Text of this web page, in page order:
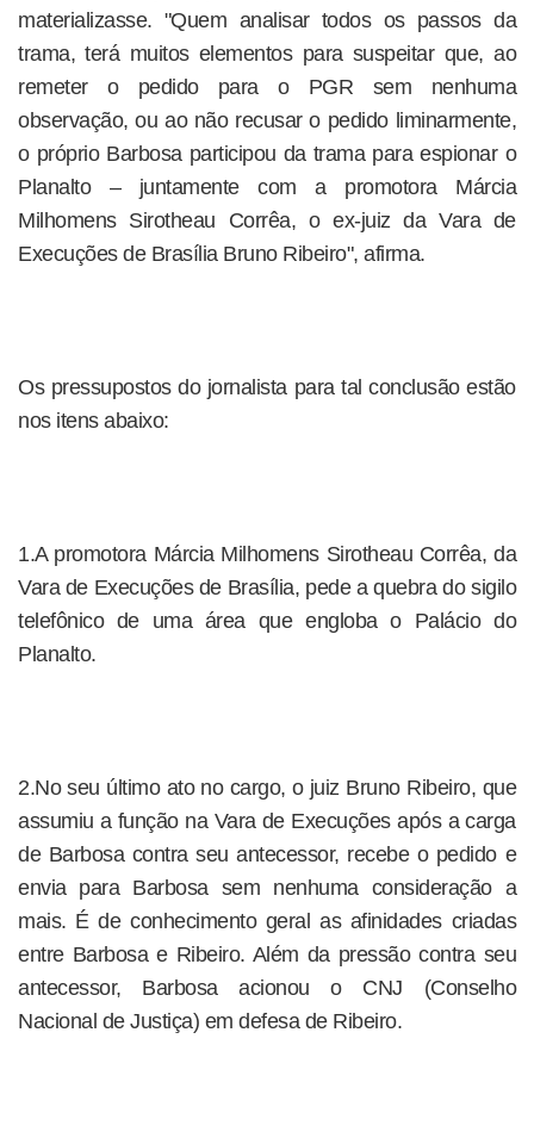
materializasse. "Quem analisar todos os passos da
trama, terá muitos elementos para suspeitar que, ao
remeter o pedido para o PGR sem nenhuma
observação, ou ao não recusar o pedido liminarmente,
o próprio Barbosa participou da trama para espionar o
Planalto – juntamente com a promotora Márcia
Milhomens Sirotheau Corrêa, o ex-juiz da Vara de
Execuções de Brasília Bruno Ribeiro", afirma.
Os pressupostos do jornalista para tal conclusão estão
nos itens abaixo:
1.A promotora Márcia Milhomens Sirotheau Corrêa, da
Vara de Execuções de Brasília, pede a quebra do sigilo
telefônico de uma área que engloba o Palácio do
Planalto.
2.No seu último ato no cargo, o juiz Bruno Ribeiro, que
assumiu a função na Vara de Execuções após a carga
de Barbosa contra seu antecessor, recebe o pedido e
envia para Barbosa sem nenhuma consideração a
mais. É de conhecimento geral as afinidades criadas
entre Barbosa e Ribeiro. Além da pressão contra seu
antecessor, Barbosa acionou o CNJ (Conselho
Nacional de Justiça) em defesa de Ribeiro.